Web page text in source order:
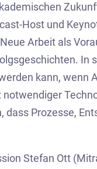
Host und
Arbeit als
In
kann, wenn
Prozesse,
Stefan Ott